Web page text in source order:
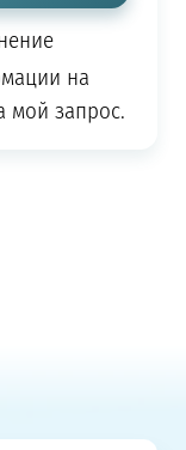
на
мой запрос.